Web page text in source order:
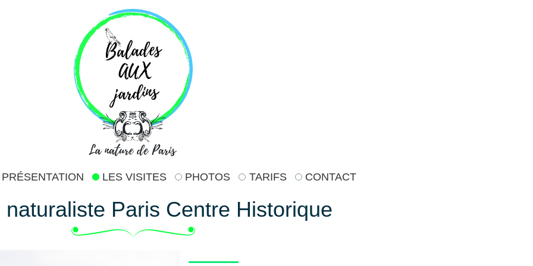
PRÉSENTATION LES VISITES PHOTOS TARIFS CONTACT
naturaliste Paris Centre Historique